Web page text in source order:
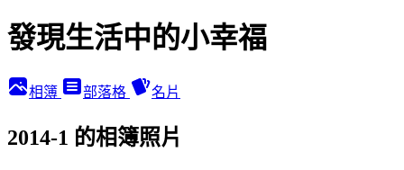
發現生活中的小幸福
相簿 部落格 名片
2014-1 的相簿照片